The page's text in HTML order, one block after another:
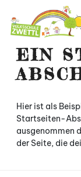
Inhalt
springen
EIN
Hier ist als
Startseiten-
ausgenommen
der Seite, die